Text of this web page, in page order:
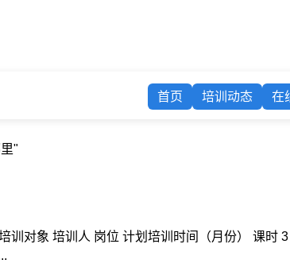
首页 培训动态 在
"
训对象 培训人 岗位 计划培训时间（月份） 课